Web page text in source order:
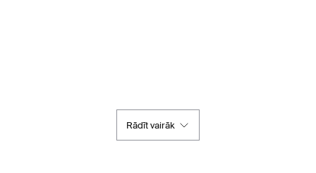
Rādīt vairāk